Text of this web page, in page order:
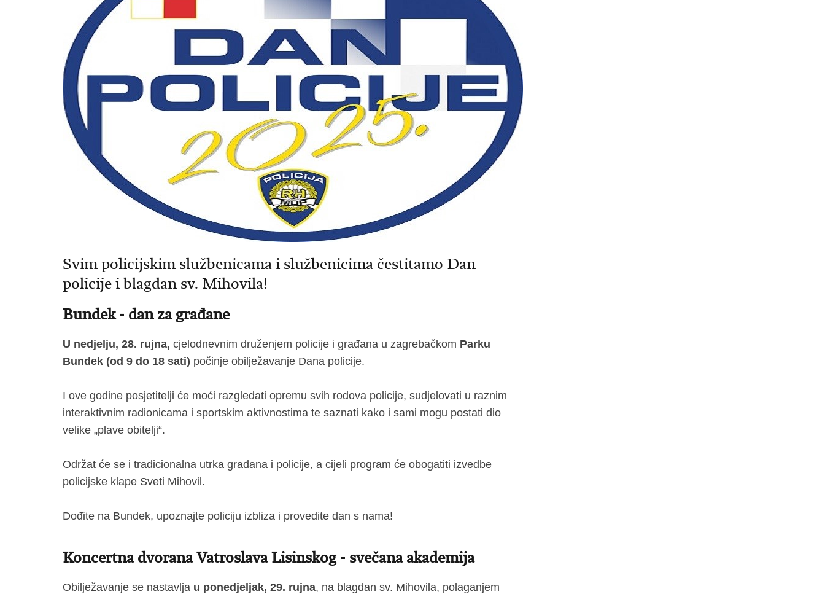
Svim policijskim službenicama i službenicima čestitamo Dan
policije i blagdan sv. Mihovila!
Bundek - dan za građane
U nedjelju, 28. rujna, cjelodnevnim druženjem policije i građana u zagrebačkom Parku
Bundek (od 9 do 18 sati) počinje obilježavanje Dana policije.
I ove godine posjetitelji će moći razgledati opremu svih rodova policije, sudjelovati u raznim
interaktivnim radionicama i sportskim aktivnostima te saznati kako i sami mogu postati dio
velike „plave obitelji“.
Održat će se i tradicionalna utrka građana i policije, a cijeli program će obogatiti izvedbe
policijske klape Sveti Mihovil.
Dođite na Bundek, upoznajte policiju izbliza i provedite dan s nama!
Koncertna dvorana Vatroslava Lisinskog - svečana akademija
Obilježavanje se nastavlja u ponedjeljak, 29. rujna, na blagdan sv. Mihovila, polaganjem